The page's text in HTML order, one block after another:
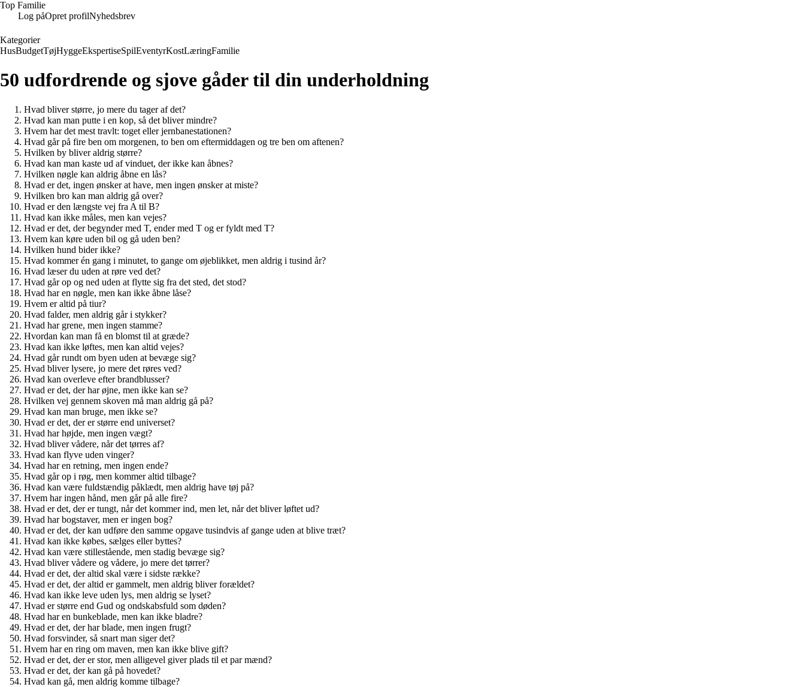
Top Familie
Log påOpret profilNyhedsbrev
Kategorier
HusBudgetTøjHyggeEkspertiseSpilEventyrKostLæringFamilie
50 udfordrende og sjove gåder til din underholdning
Hvad bliver større, jo mere du tager af det?
Hvad kan man putte i en kop, så det bliver mindre?
Hvem har det mest travlt: toget eller jernbanestationen?
Hvad går på fire ben om morgenen, to ben om eftermiddagen og tre ben om aftenen?
Hvilken by bliver aldrig større?
Hvad kan man kaste ud af vinduet, der ikke kan åbnes?
Hvilken nøgle kan aldrig åbne en lås?
Hvad er det, ingen ønsker at have, men ingen ønsker at miste?
Hvilken bro kan man aldrig gå over?
Hvad er den længste vej fra A til B?
Hvad kan ikke måles, men kan vejes?
Hvad er det, der begynder med T, ender med T og er fyldt med T?
Hvem kan køre uden bil og gå uden ben?
Hvilken hund bider ikke?
Hvad kommer én gang i minutet, to gange om øjeblikket, men aldrig i tusind år?
Hvad læser du uden at røre ved det?
Hvad går op og ned uden at flytte sig fra det sted, det stod?
Hvad har en nøgle, men kan ikke åbne låse?
Hvem er altid på tiur?
Hvad falder, men aldrig går i stykker?
Hvad har grene, men ingen stamme?
Hvordan kan man få en blomst til at græde?
Hvad kan ikke løftes, men kan altid vejes?
Hvad går rundt om byen uden at bevæge sig?
Hvad bliver lysere, jo mere det røres ved?
Hvad kan overleve efter brandblusser?
Hvad er det, der har øjne, men ikke kan se?
Hvilken vej gennem skoven må man aldrig gå på?
Hvad kan man bruge, men ikke se?
Hvad er det, der er større end universet?
Hvad har højde, men ingen vægt?
Hvad bliver vådere, når det tørres af?
Hvad kan flyve uden vinger?
Hvad har en retning, men ingen ende?
Hvad går op i røg, men kommer altid tilbage?
Hvad kan være fuldstændig påklædt, men aldrig have tøj på?
Hvem har ingen hånd, men går på alle fire?
Hvad er det, der er tungt, når det kommer ind, men let, når det bliver løftet ud?
Hvad har bogstaver, men er ingen bog?
Hvad er det, der kan udføre den samme opgave tusindvis af gange uden at blive træt?
Hvad kan ikke købes, sælges eller byttes?
Hvad kan være stillestående, men stadig bevæge sig?
Hvad bliver vådere og vådere, jo mere det tørrer?
Hvad er det, der altid skal være i sidste række?
Hvad er det, der altid er gammelt, men aldrig bliver forældet?
Hvad kan ikke leve uden lys, men aldrig se lyset?
Hvad er større end Gud og ondskabsfuld som døden?
Hvad har en bunkeblade, men kan ikke bladre?
Hvad er det, der har blade, men ingen frugt?
Hvad forsvinder, så snart man siger det?
Hvem har en ring om maven, men kan ikke blive gift?
Hvad er det, der er stor, men alligevel giver plads til et par mænd?
Hvad er det, der kan gå på hovedet?
Hvad kan gå, men aldrig komme tilbage?